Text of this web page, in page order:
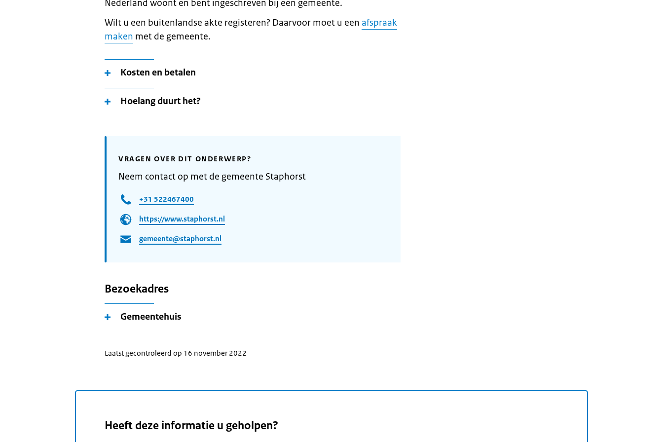
Nederland woont en bent ingeschreven bij een gemeente.
Wilt u een buitenlandse akte registeren? Daarvoor moet u een afspraak
maken met de gemeente.
Kosten en betalen
Hoelang duurt het?
VRAGEN OVER DIT ONDERWERP?
Neem contact op met de gemeente Staphorst
+31 522467400
https://www.staphorst.nl
gemeente@staphorst.nl
Bezoekadres
Gemeentehuis
Laatst gecontroleerd op 16 november 2022
Heeft deze informatie u geholpen?